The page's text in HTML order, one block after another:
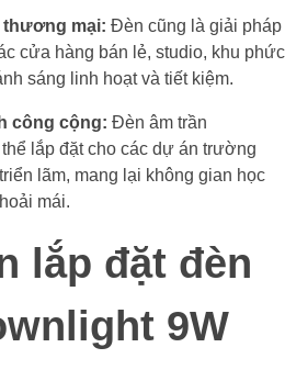
thương mại: Đèn cũng là giải pháp
cửa hàng bán lẻ, studio, khu phức
sáng linh hoạt và tiết kiệm.
công cộng: Đèn âm trần
lắp đặt cho các dự án trường
lãm, mang lại không gian học
mái.
lắp đặt đèn
9W